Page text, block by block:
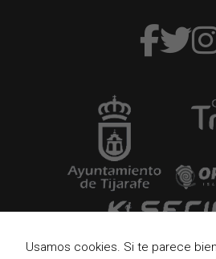
Usamos cookies. Si te parece